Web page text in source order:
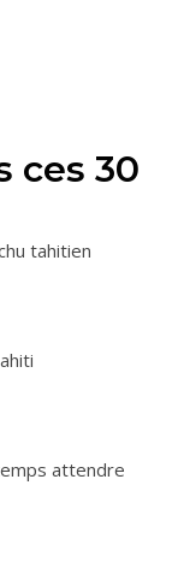
ces 30
tahitien
attendre